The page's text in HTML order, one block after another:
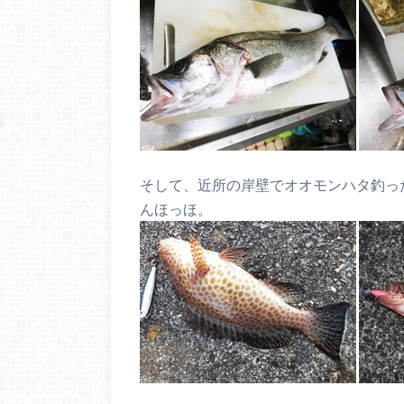
そして、近所の岸壁でオオモンハタ釣っ
んほっほ。